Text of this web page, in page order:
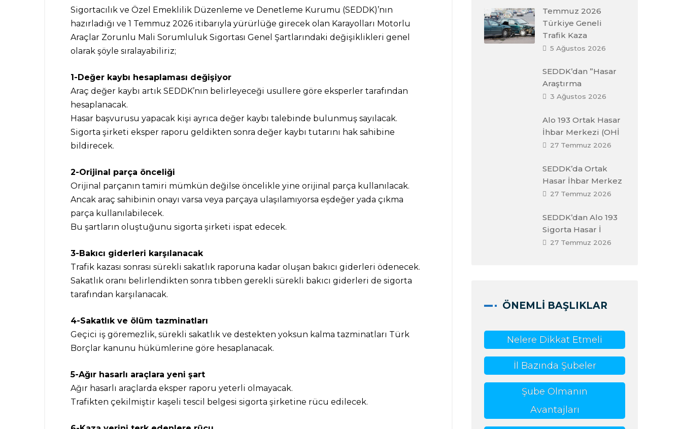
Sigortacılık ve Özel Emeklilik Düzenleme ve Denetleme Kurumu (SEDDK)’nın
hazırladığı ve 1 Temmuz 2026 itibarıyla yürürlüğe girecek olan Karayolları Motorlu
Araçlar Zorunlu Mali Sorumluluk Sigortası Genel Şartlarındaki değişiklikleri genel
olarak şöyle sıralayabiliriz;
1-Değer kaybı hesaplaması değişiyor
Araç değer kaybı artık SEDDK’nın belirleyeceği usullere göre eksperler tarafından
hesaplanacak.
Hasar başvurusu yapacak kişi ayrıca değer kaybı talebinde bulunmuş sayılacak.
Sigorta şirketi eksper raporu geldikten sonra değer kaybı tutarını hak sahibine
bildirecek.
2-Orijinal parça önceliği
Orijinal parçanın tamiri mümkün değilse öncelikle yine orijinal parça kullanılacak.
Ancak araç sahibinin onayı varsa veya parçaya ulaşılamıyorsa eşdeğer yada çıkma
parça kullanılabilecek.
Bu şartların oluştuğunu sigorta şirketi ispat edecek.
3-Bakıcı giderleri karşılanacak
Trafik kazası sonrası sürekli sakatlık raporuna kadar oluşan bakıcı giderleri ödenecek.
Sakatlık oranı belirlendikten sonra tıbben gerekli sürekli bakıcı giderleri de sigorta
tarafından karşılanacak.
4-Sakatlık ve ölüm tazminatları
Geçici iş göremezlik, sürekli sakatlık ve destekten yoksun kalma tazminatları Türk
Borçlar kanunu hükümlerine göre hesaplanacak.
5-Ağır hasarlı araçlara yeni şart
Ağır hasarlı araçlarda eksper raporu yeterli olmayacak.
Trafikten çekilmiştir kaşeli tescil belgesi sigorta şirketine rücu edilecek.
Temmuz 2026
Türkiye Geneli
Trafik Kaza
5 Ağustos 2026
SEDDK’dan ”Hasar
Araştırma
3 Ağustos 2026
Alo 193 Ortak Hasar
İhbar Merkezi (OHİ
27 Temmuz 2026
SEDDK’da Ortak
Hasar İhbar Merkez
27 Temmuz 2026
SEDDK’dan Alo 193
Sigorta Hasar İ
27 Temmuz 2026
ÖNEMLI BAŞLIKLAR
Nelere Dikkat Etmeli
İl Bazında Şubeler
Şube Olmanın
Avantajları